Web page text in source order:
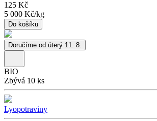
125 Kč
5 000 Kč/kg
Do košíku
Doručíme od úterý 11. 8.
BIO
Zbývá 10 ks
Lyopotraviny